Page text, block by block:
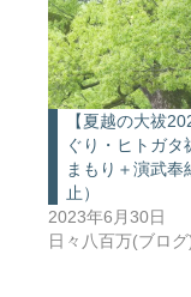
【夏越の大祓
ぐり・ヒトガタ
まもり＋演武奉
止）
2023年6月30日
日々八百万(ブログ